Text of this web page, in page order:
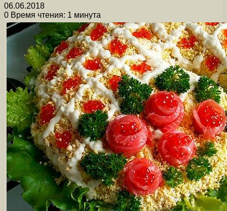
06.06.2018
0 Время чтения: 1 минута